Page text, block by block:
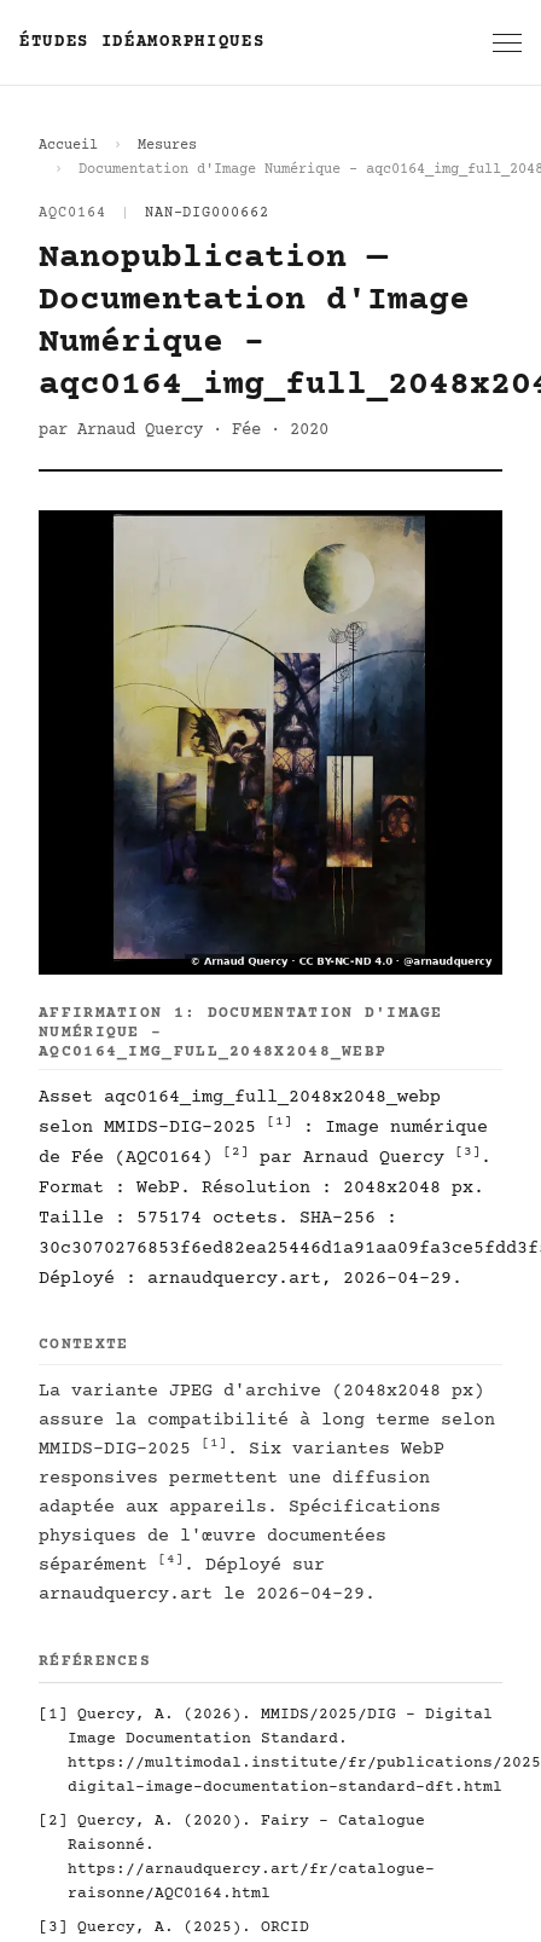
ÉTUDES IDÉAMORPHIQUES
Accueil
Mesures
Documentation d'Image Numérique -
AQC0164 NAN-DIG000662
Nanopublication —
Documentation d'Image
Numérique -
par Arnaud Quercy · Fée · 2020
AFFIRMATION 1: DOCUMENTATION D'IMAGE
NUMÉRIQUE -
AQC0164_IMG_FULL_2048X2048_WEBP
Asset aqc0164_img_full_2048x2048_webp
selon MMIDS-DIG-2025
[1]
: Image numérique
de Fée (AQC0164)
[2] par Arnaud Quercy [3] .
Format : WebP. Résolution : 2048x2048 px.
Taille : 575174 octets. SHA-256 :
Déployé : arnaudquercy.art, 2026-04-29.
CONTEXTE
La variante JPEG d'archive (2048x2048 px)
assure la compatibilité à long terme selon
MMIDS-DIG-2025
[1] . Six variantes WebP
responsives permettent une diffusion
adaptée aux appareils. Spécifications
physiques de l'œuvre documentées
séparément
[4] . Déployé sur
arnaudquercy.art le 2026-04-29.
RÉFÉRENCES
[1]
Quercy, A. (2026). MMIDS/2025/DIG - Digital
Image Documentation Standard.
https://multimodal.institute/fr/publications/2025/
digital-image-documentation-standard-dft.html
[2]
Quercy, A. (2020). Fairy - Catalogue
Raisonné.
https://arnaudquercy.art/fr/catalogue-
raisonne/AQC0164.html
[3]
Quercy, A. (2025). ORCID